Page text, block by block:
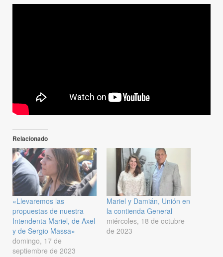
Relacionado
«Llevaremos las
propuestas de nuestra
Intendenta Mariel, de Axel
y de Sergio Massa»
domingo, 17 de
septiembre de 2023
Mariel y Damián, Unión en
la contienda General
miércoles, 18 de octubre
de 2023